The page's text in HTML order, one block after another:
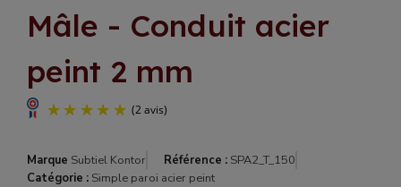
Mâle - Conduit acier
peint 2 mm
Marque Subtiel Kontor Référence : SPA2_T_150
Catégorie : Simple paroi acier peint